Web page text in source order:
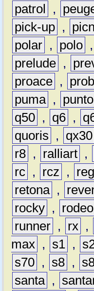
patrol
,
pick-up ,
polar , polo ,
prelude ,
proace ,
puma , punto
q50 , q6 ,
quoris
, qx30
r8 , ralliart ,
rc , rcz ,
retona ,
rocky , rodeo
runner , rx ,
max , s1 ,
s70 , s8 ,
santa ,